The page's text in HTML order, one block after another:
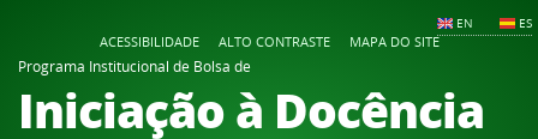
EN ES
ACESSIBILIDADE ALTO CONTRASTE
MAPA DO SITE
Programa Institucional de Bolsa de
Iniciação à Docência